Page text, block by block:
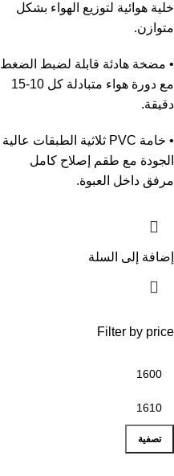
Filter by price
تصفية
خلية هوائية لتوزيع الهواء بشكل
متوازن.
• مضخة هادئة قابلة لضبط الضغط
مع دورة هواء متبادلة كل 10-15
دقيقة.
• خامة PVC ثلاثية الطبقات عالية
الجودة مع طقم إصلاح كامل
مرفق داخل العبوة.
إضافة إلى السلة